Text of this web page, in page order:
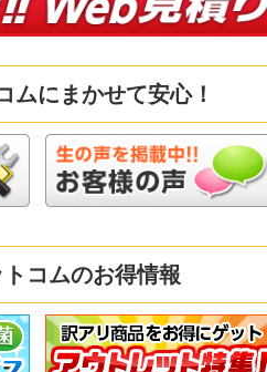
ムにまかせて安心！
コムのお得情報